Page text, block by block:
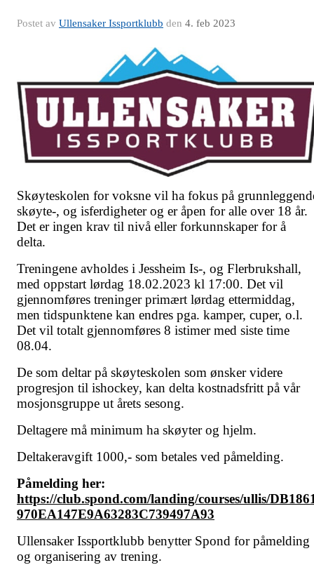
Postet av Ullensaker Issportklubb den 4. feb 2023
Skøyteskolen for voksne vil ha fokus på
skøyte-, og isferdigheter og er åpen for alle over 18 år.
Det er ingen krav til nivå eller forkunnskaper for å
delta.
Treningene avholdes i Jessheim Is-, og Flerbrukshall,
med oppstart lørdag 18.02.2023 kl 17:00. Det vil
gjennomføres treninger primært lørdag ettermiddag,
men tidspunktene kan endres pga. kamper, cuper, o.l.
Det vil totalt gjennomføres 8 istimer med siste time
08.04.
De som deltar på skøyteskolen som ønsker videre
progresjon til ishockey, kan delta kostnadsfritt på vår
mosjonsgruppe ut årets sesong.
Deltagere må minimum ha skøyter og hjelm.
Deltakeravgift 1000,- som betales ved påmelding.
Påmelding her:
https://club.spond.com/landing/courses/ullis/
970EA147E9A63283C739497A93
Ullensaker Issportklubb benytter Spond for påmelding
og organisering av trening.